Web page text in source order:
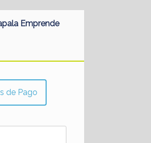
Emprende
de Pago